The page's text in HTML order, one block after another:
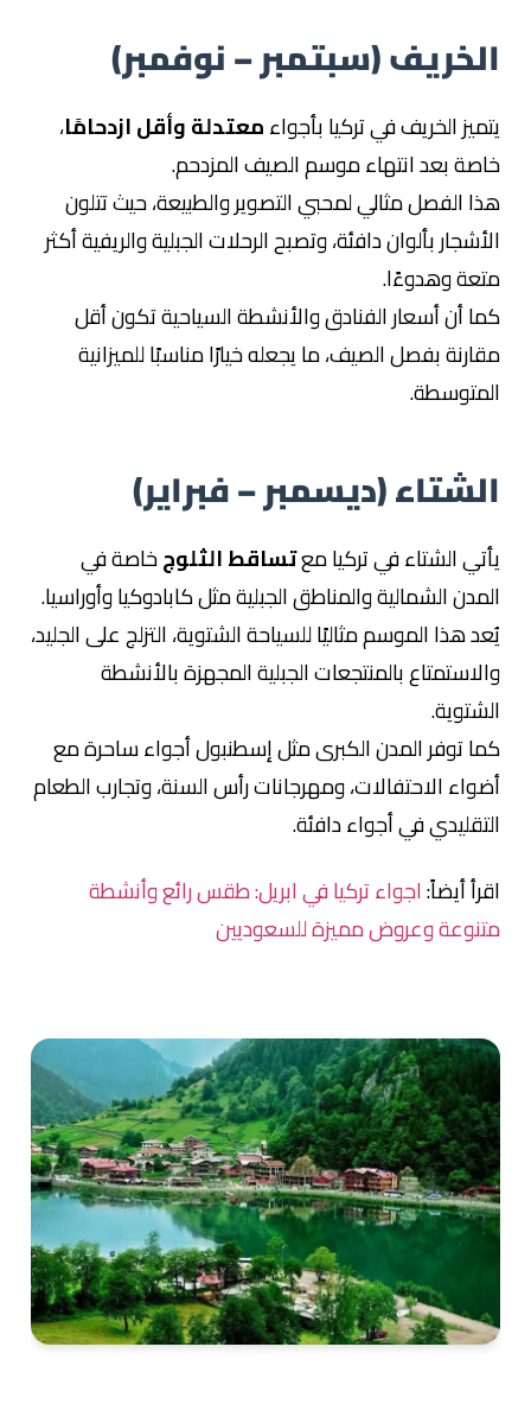
الخريف (سبتمبر – نوفمبر)
يتميز الخريف في تركيا بأجواءمعتدلة وأقل ازدحامًا،
خاصة بعد انتهاء موسم الصيف المزدحم.
هذا الفصل مثالي لمحبي التصوير والطبيعة، حيث تتلون
الأشجار بألوان دافئة، وتصبح الرحلات الجبلية والريفية أكثر
متعة وهدوءًا.
كما أن أسعار الفنادق والأنشطة السياحية تكون أقل
مقارنة بفصل الصيف، ما يجعله خيارًا مناسبًا للميزانية
المتوسطة.
الشتاء (ديسمبر – فبراير)
يأتي الشتاء في تركيا معتساقط الثلوجخاصة في
المدن الشمالية والمناطق الجبلية مثل كابادوكيا وأوراسيا.
يُعد هذا الموسم مثاليًا للسياحة الشتوية، التزلج على الجليد،
والاستمتاع بالمنتجعات الجبلية المجهزة بالأنشطة
الشتوية.
كما توفر المدن الكبرى مثل إسطنبول أجواء ساحرة مع
أضواء الاحتفالات، ومهرجانات رأس السنة، وتجارب الطعام
التقليدي في أجواء دافئة.
اقرأ أيضاً:اجواء تركيا في ابريل: طقس رائع وأنشطة
متنوعة وعروض مميزة للسعوديين